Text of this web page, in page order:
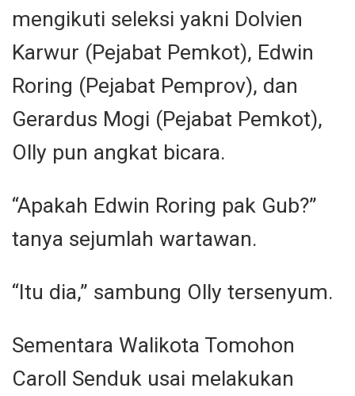
mengikuti seleksi yakni Dolvien
Karwur (Pejabat Pemkot), Edwin
Roring (Pejabat Pemprov), dan
Gerardus Mogi (Pejabat Pemkot),
Olly pun angkat bicara.
“Apakah Edwin Roring pak Gub?”
tanya sejumlah wartawan.
“Itu dia,” sambung Olly tersenyum.
Sementara Walikota Tomohon
Caroll Senduk usai melakukan